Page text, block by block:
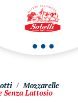
Mozzarelle
Senza Lattosio